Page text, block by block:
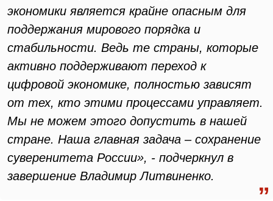
экономики является крайне опасным для
поддержания мирового порядка и
стабильности. Ведь те страны, которые
активно поддерживают переход к
цифровой экономике, полностью зависят
от тех, кто этими процессами управляет.
Мы не можем этого допустить в нашей
стране. Наша главная задача – сохранение
суверенитета России», - подчеркнул в
завершение Владимир Литвиненко.